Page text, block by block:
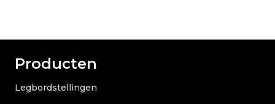
Producten
Legbordstellingen